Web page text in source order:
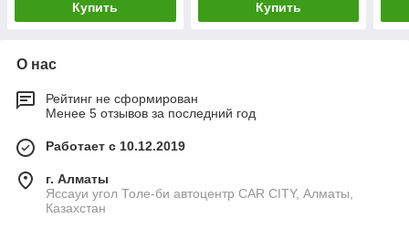
Купить Купить
О нас
Рейтинг не сформирован
Менее 5 отзывов за последний год
Работает с 10.12.2019
г. Алматы
Яссауи угол Толе-би автоцентр CAR CITY, Алматы,
Казахстан